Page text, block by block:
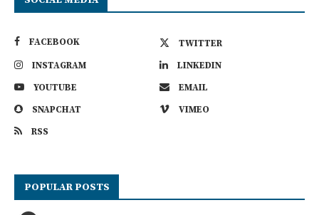
FACEBOOK
TWITTER
INSTAGRAM
LINKEDIN
YOUTUBE
EMAIL
SNAPCHAT
VIMEO
RSS
POPULAR POSTS